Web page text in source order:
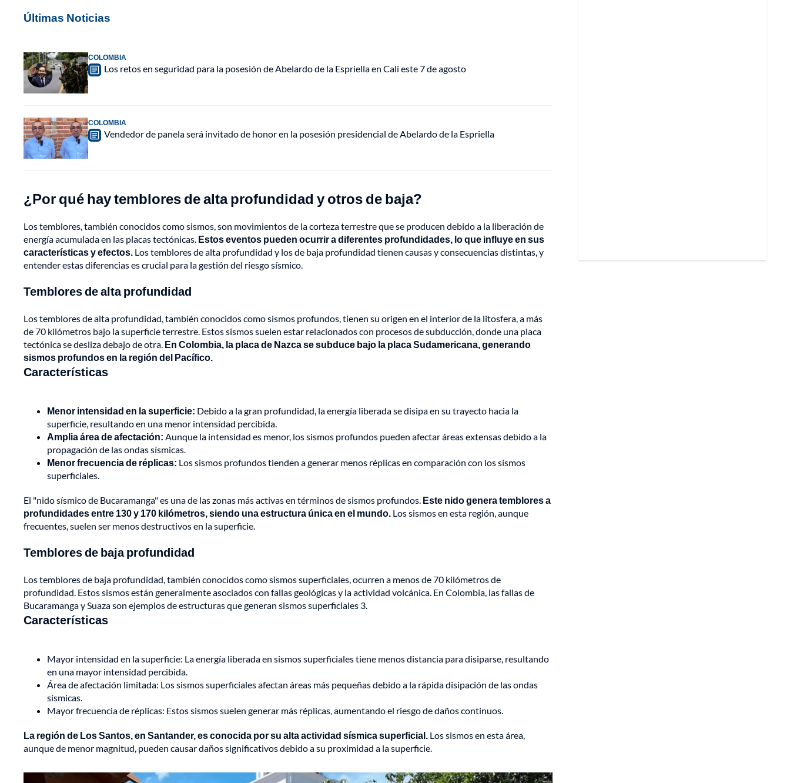
Últimas Noticias
COLOMBIA
Los retos en seguridad para la posesión de Abelardo de la Espriella en Cali este 7 de agosto
COLOMBIA
Vendedor de panela será invitado de honor en la posesión presidencial de Abelardo de la Espriella
¿Por qué hay temblores de alta profundidad y otros de baja?
Los temblores, también conocidos como sismos, son movimientos de la corteza terrestre que se producen debido a la liberación de
energía acumulada en las placas tectónicas. Estos eventos pueden ocurrir a diferentes profundidades, lo que influye en sus
características y efectos. Los temblores de alta profundidad y los de baja profundidad tienen causas y consecuencias distintas, y
entender estas diferencias es crucial para la gestión del riesgo sísmico.
Temblores de alta profundidad
Los temblores de alta profundidad, también conocidos como sismos profundos, tienen su origen en el interior de la litosfera, a más
de 70 kilómetros bajo la superficie terrestre. Estos sismos suelen estar relacionados con procesos de subducción, donde una placa
tectónica se desliza debajo de otra. En Colombia, la placa de Nazca se subduce bajo la placa Sudamericana, generando
sismos profundos en la región del Pacífico.
Características
Menor intensidad en la superficie: Debido a la gran profundidad, la energía liberada se disipa en su trayecto hacia la
superficie, resultando en una menor intensidad percibida.
Amplia área de afectación: Aunque la intensidad es menor, los sismos profundos pueden afectar áreas extensas debido a la
propagación de las ondas sísmicas.
Menor frecuencia de réplicas: Los sismos profundos tienden a generar menos réplicas en comparación con los sismos
superficiales.
El "nido sísmico de Bucaramanga" es una de las zonas más activas en términos de sismos profundos. Este nido genera temblores a
profundidades entre 130 y 170 kilómetros, siendo una estructura única en el mundo. Los sismos en esta región, aunque
frecuentes, suelen ser menos destructivos en la superficie.
Temblores de baja profundidad
Los temblores de baja profundidad, también conocidos como sismos superficiales, ocurren a menos de 70 kilómetros de
profundidad. Estos sismos están generalmente asociados con fallas geológicas y la actividad volcánica. En Colombia, las fallas de
Bucaramanga y Suaza son ejemplos de estructuras que generan sismos superficiales 3.
Características
Mayor intensidad en la superficie: La energía liberada en sismos superficiales tiene menos distancia para disiparse, resultando
en una mayor intensidad percibida.
Área de afectación limitada: Los sismos superficiales afectan áreas más pequeñas debido a la rápida disipación de las ondas
sísmicas.
Mayor frecuencia de réplicas: Estos sismos suelen generar más réplicas, aumentando el riesgo de daños continuos.
La región de Los Santos, en Santander, es conocida por su alta actividad sísmica superficial. Los sismos en esta área,
aunque de menor magnitud, pueden causar daños significativos debido a su proximidad a la superficie.